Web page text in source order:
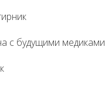
с будущими медиками